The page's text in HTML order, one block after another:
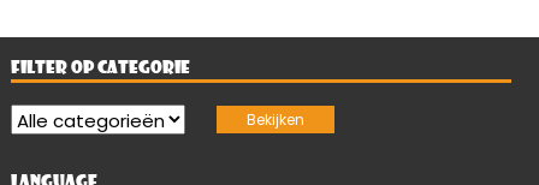
FILTER OP CATEGORIE
LANGUAGE